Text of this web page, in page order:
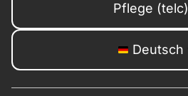
Pflege (telc)
Deutsch